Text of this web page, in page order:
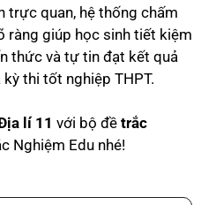
trực quan, hệ thống chấm
ràng giúp học sinh tiết kiệm
thức và tự tin đạt kết quả
thi tốt nghiệp THPT.
lí 11 với bộ đề trắc
Nghiệm Edu nhé!